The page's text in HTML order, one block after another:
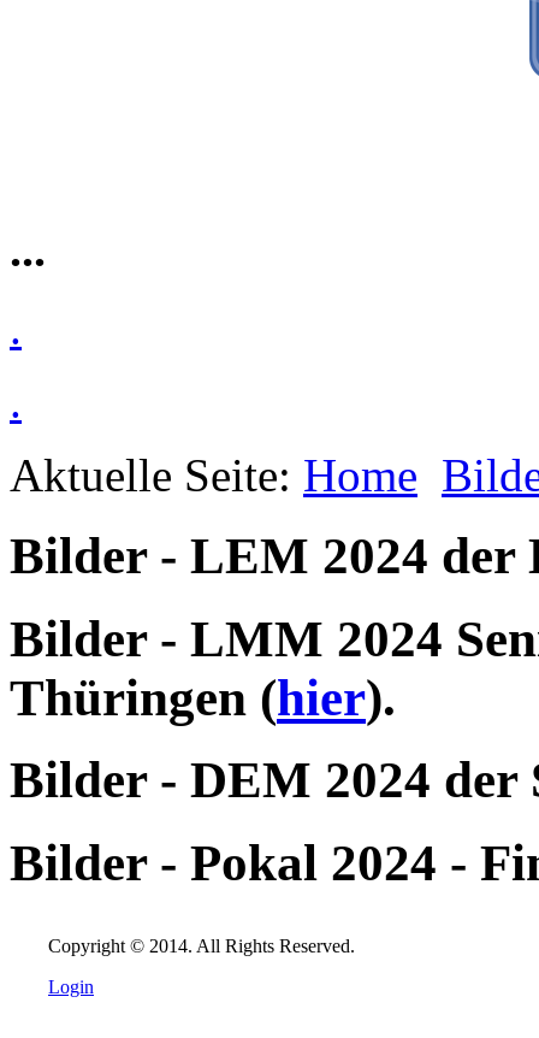
...
.
.
Aktuelle Seite: Home
Bilder - LEM 2024 der
Bilder - LMM 2024
Thüringen (hier).
Bilder - DEM 2024 der
Bilder - Pokal 2024 -
Copyright © 2014. All Rights Reserved.
Login